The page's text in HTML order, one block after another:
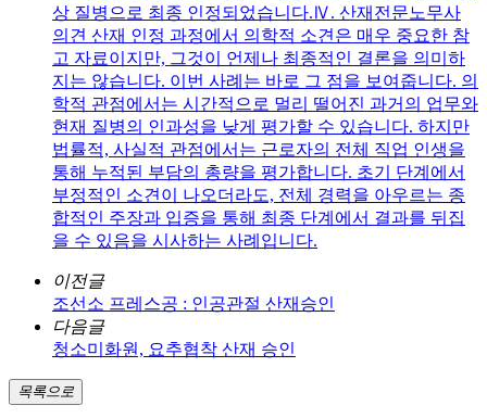
상 질병으로 최종 인정되었습니다.Ⅳ. 산재전문노무사
의견 산재 인정 과정에서 의학적 소견은 매우 중요한 참
고 자료이지만, 그것이 언제나 최종적인 결론을 의미하
지는 않습니다. 이번 사례는 바로 그 점을 보여줍니다. 의
학적 관점에서는 시간적으로 멀리 떨어진 과거의 업무와
현재 질병의 인과성을 낮게 평가할 수 있습니다. 하지만
법률적, 사실적 관점에서는 근로자의 전체 직업 인생을
통해 누적된 부담의 총량을 평가합니다. 초기 단계에서
부정적인 소견이 나오더라도, 전체 경력을 아우르는 종
합적인 주장과 입증을 통해 최종 단계에서 결과를 뒤집
을 수 있음을 시사하는 사례입니다.
이전글
조선소 프레스공 : 인공관절 산재승인
다음글
청소미화원, 요추협착 산재 승인
목록으로